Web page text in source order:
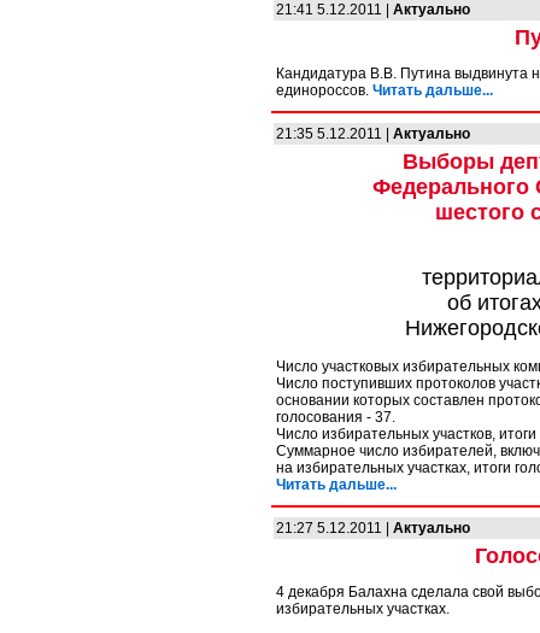
21:41 5.12.2011 | Актуально
Кандидатура В.В. Путина выдвинута
единороссов. Читать дальше...
21:35 5.12.2011 | Актуально
Выборы
Федерального
шестого
об
Число участковых избирательных
Число поступивших протоколов
основании которых составлен
голосования - 37.
Число избирательных участков,
Суммарное число избирателей,
на избирательных участках, итоги
Читать дальше...
21:27 5.12.2011 | Актуально
4 декабря Балахна сделала свой
избирательных участках.